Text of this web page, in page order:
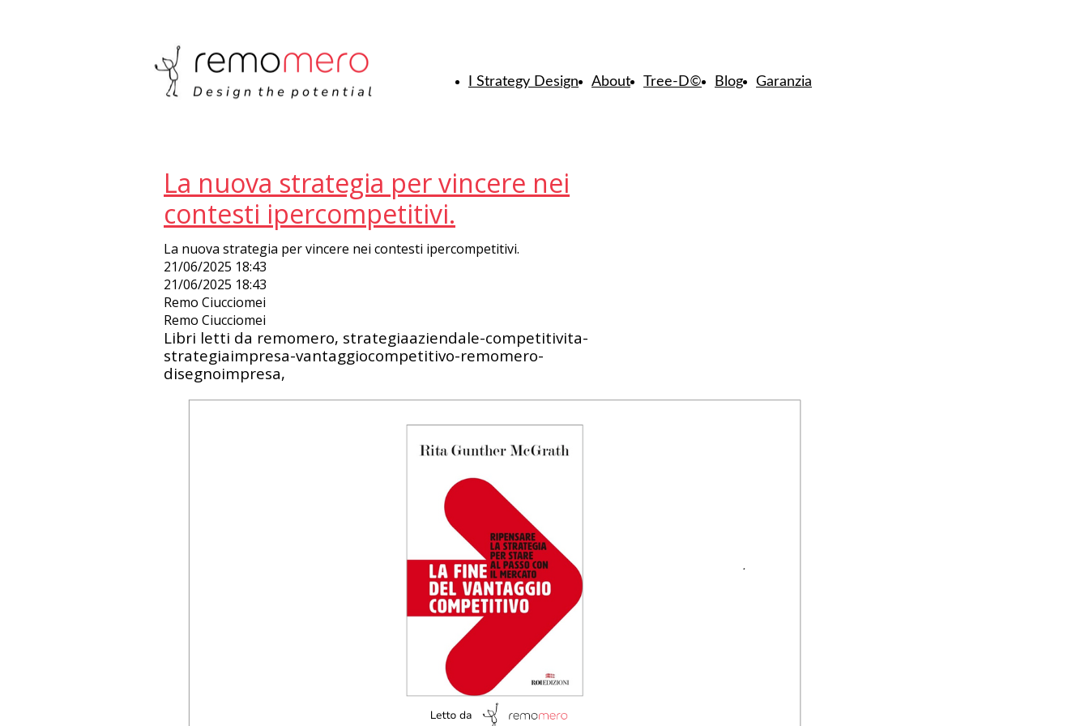
I Strategy Design About Tree-D© Blog Garanzia
La nuova strategia per vincere nei
contesti ipercompetitivi.
La nuova strategia per vincere nei contesti ipercompetitivi.
21/06/2025 18:43
21/06/2025 18:43
Remo Ciucciomei
Remo Ciucciomei
Libri letti da remomero, strategiaaziendale-competitivita-
strategiaimpresa-vantaggiocompetitivo-remomero-
disegnoimpresa,